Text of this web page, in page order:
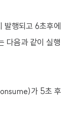
발행되고 6초후에
다음과 같이 실행
가 5초 후